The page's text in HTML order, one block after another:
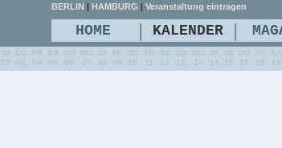
BERLIN | HAMBURG | Veranstaltung eintragen
HOME | KALENDER |
MI
02
DO
03
FR
04
SA
05
SO
06
MO
07
DI
08
MI
09
DO
10
FR
11
SA
12
SO
13
MO
14
DI
15
MI
16
DO
17
FR
18
SA
19